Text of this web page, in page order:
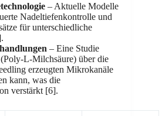
– Aktuelle Modelle
Nadeltiefenkontrolle und
für unterschiedliche
– Eine Studie
L-Milchsäure) über die
erzeugten Mikrokanäle
kann, was die
verstärkt [6].